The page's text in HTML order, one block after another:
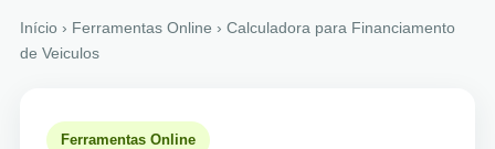
Início › Ferramentas Online › Calculadora para Financiamento
de Veiculos
Ferramentas Online